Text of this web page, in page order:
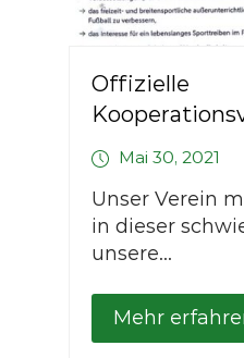
Offizielle
Mai 30, 2021
Unser Verein
in dieser
unsere...
Mehr